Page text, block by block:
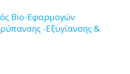
Bio-Εφαρμογών
-Εξυγίανσης &